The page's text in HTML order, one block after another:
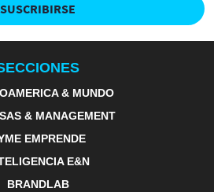
SUSCRIBIRSE
& MUNDO
& MANAGEMENT
EMPRENDE
E&N
BRANDLAB